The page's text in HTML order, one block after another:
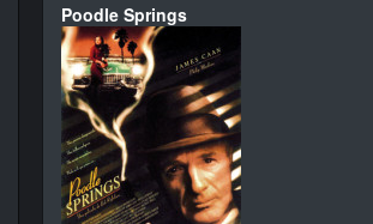
Poodle Springs